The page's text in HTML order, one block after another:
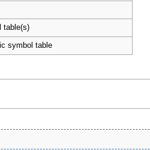
table(s)
symbol table